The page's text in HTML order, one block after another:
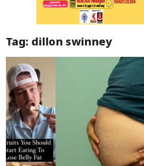
Special Story
Business
Crime
Tamilnadu
National
Tag: dillon swinney